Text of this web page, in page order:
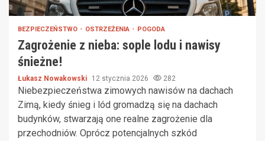
BEZPIECZEŃSTWO OSTRZEŻENIA POGODA
Zagrożenie z nieba: sople lodu i nawisy
śnieżne!
Łukasz Nowakowski 12 stycznia 2026 282
Niebezpieczeństwa zimowych nawisów na dachach
Zimą, kiedy śnieg i lód gromadzą się na dachach
budynków, stwarzają one realne zagrożenie dla
przechodniów. Oprócz potencjalnych szkód